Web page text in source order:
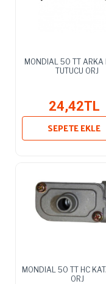
MONDIAL 50 TT ARKA
TUTUCU ORJ
24,42TL
SEPETE EKLE
MONDIAL 50 TT HC
ORJ